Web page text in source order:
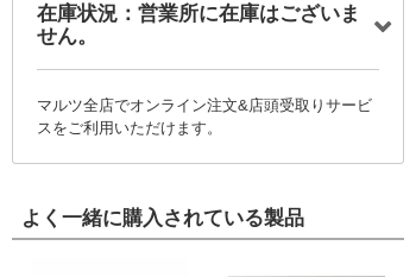
在庫状況：営業所に在庫はございま
せん。
マルツ全店でオンライン注文&店頭受取りサービ
スをご利用いただけます。
よく一緒に購入されている製品